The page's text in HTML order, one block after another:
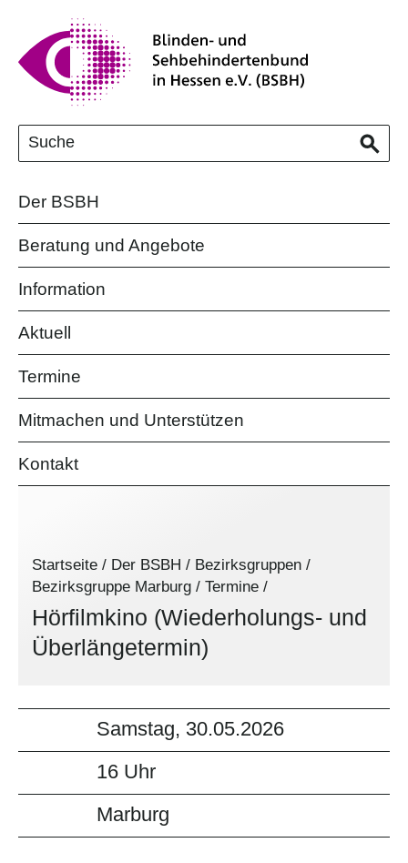
Der BSBH
Beratung und Angebote
Information
Aktuell
Termine
Mitmachen und Unterstützen
Kontakt
Startseite / Der BSBH / Bezirksgruppen /
Bezirksgruppe Marburg / Termine /
Hörfilmkino (Wiederholungs- und
Überlängetermin)
Samstag, 30.05.2026
16 Uhr
Marburg